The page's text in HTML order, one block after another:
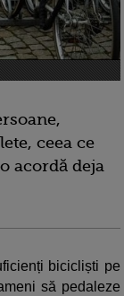
ceea ce
acordă deja
bicicliști pe
să pedaleze